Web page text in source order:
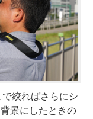
絞ればさらにシ
景にしたときの